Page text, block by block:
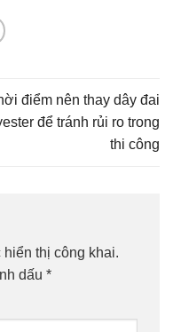
điểm nên thay dây đai
để tránh rủi ro trong
thi công
thị công khai.
dấu *